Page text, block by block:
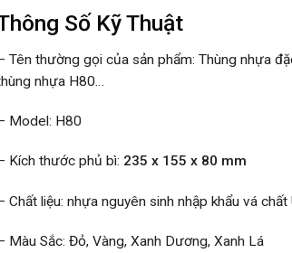
Số Kỹ Thuật
Tên thường gọi của sản phẩm: Thùng nhựa
nhựa H80…
Model: H80
Kích thước phủ bì: 235 x 155 x 80 mm
Chất liệu: nhựa nguyên sinh nhập khẩu vá
Màu Sắc: Đỏ, Vàng, Xanh Dương, Xanh Lá